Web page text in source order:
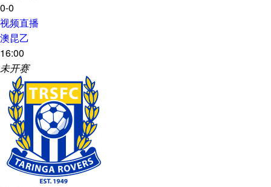
0-0
视频直播
澳昆乙
16:00
未开赛